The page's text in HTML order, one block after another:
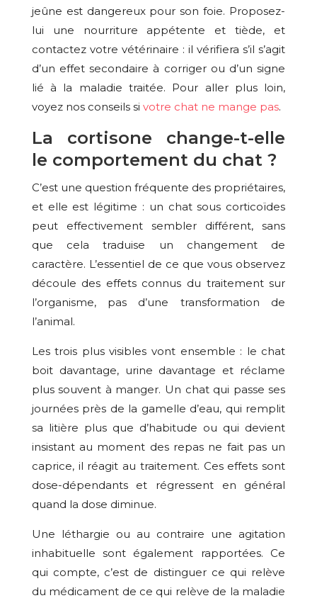
jeûne est dangereux pour son foie. Proposez-
lui une nourriture appétente et tiède, et
contactez votre vétérinaire : il vérifiera s’il s’agit
d’un effet secondaire à corriger ou d’un signe
lié à la maladie traitée. Pour aller plus loin,
voyez nos conseils si votre chat ne mange pas.
La cortisone change-t-elle
le comportement du chat ?
C’est une question fréquente des propriétaires,
et elle est légitime : un chat sous corticoïdes
peut effectivement sembler différent, sans
que cela traduise un changement de
caractère. L’essentiel de ce que vous observez
découle des effets connus du traitement sur
l’organisme, pas d’une transformation de
l’animal.
Les trois plus visibles vont ensemble : le chat
boit davantage, urine davantage et réclame
plus souvent à manger. Un chat qui passe ses
journées près de la gamelle d’eau, qui remplit
sa litière plus que d’habitude ou qui devient
insistant au moment des repas ne fait pas un
caprice, il réagit au traitement. Ces effets sont
dose-dépendants et régressent en général
quand la dose diminue.
Une léthargie ou au contraire une agitation
inhabituelle sont également rapportées. Ce
qui compte, c’est de distinguer ce qui relève
du médicament de ce qui relève de la maladie